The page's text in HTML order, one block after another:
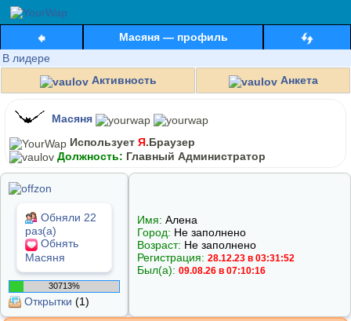
Масяня — профиль
В лидере
Активность
Анкета
Масяня
Использует Я.Браузер
Должность: Главный Администратор
Обняли 22
раз(а)
Обнять
Масяня
30713%
Открытки (1)
Имя: Алена
Город: Не заполнено
Возраст: Не заполнено
Регистрация: 28.12.23 в 03:31:52
Был(а): 09.08.26 в 07:10:16